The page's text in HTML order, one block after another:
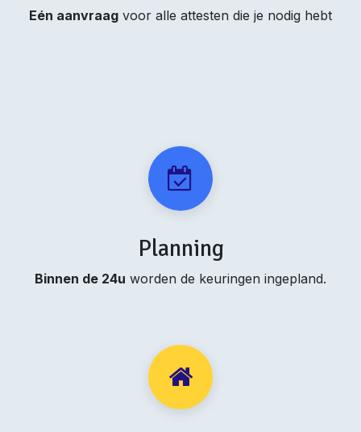
Eén aanvraag voor alle attesten die je nodig hebt
Planning
Binnen de 24u worden de keuringen ingepland.